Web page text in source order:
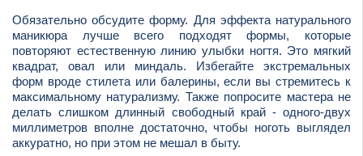
Обязательно обсудите форму. Для эффекта натурального
маникюра лучше всего подходят формы, которые
повторяют естественную линию улыбки ногтя. Это мягкий
квадрат, овал или миндаль. Избегайте экстремальных
форм вроде стилета или балерины, если вы стремитесь к
максимальному натурализму. Также попросите мастера не
делать слишком длинный свободный край - одного-двух
миллиметров вполне достаточно, чтобы ноготь выглядел
аккуратно, но при этом не мешал в быту.